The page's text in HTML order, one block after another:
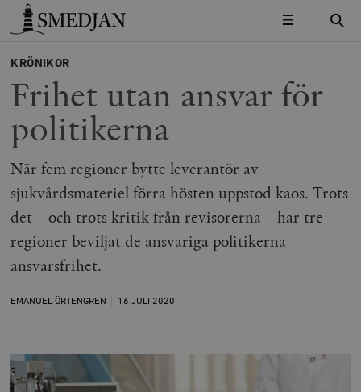
Timbro
MENY
KRÖNIKOR
Frihet utan ansvar för
politikerna
När fem regioner bytte leverantör av
sjukvårdsmateriel förra hösten uppstod kaos. Trots
det – och trots kritik från revisorerna – har tre
regioner beviljat de ansvariga politikerna
ansvarsfrihet.
EMANUEL ÖRTENGREN 16 JULI 2020